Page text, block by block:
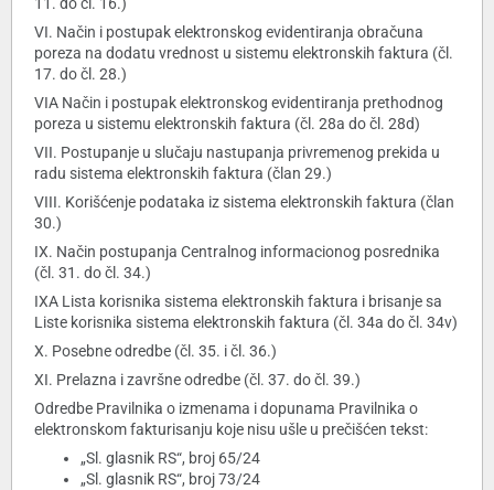
VI. Način i postupak elektronskog evidentiranja obračuna
poreza na dodatu vrednost u sistemu elektronskih faktura (čl.
17. do čl. 28.)
VIA Način i postupak elektronskog evidentiranja prethodnog
poreza u sistemu elektronskih faktura (čl. 28a do čl. 28d)
VII. Postupanje u slučaju nastupanja privremenog prekida u
radu sistema elektronskih faktura (član 29.)
VIII. Korišćenje podataka iz sistema elektronskih faktura (član
30.)
IX. Način postupanja Centralnog informacionog posrednika
(čl. 31. do čl. 34.)
IXA Lista korisnika sistema elektronskih faktura i brisanje sa
Liste korisnika sistema elektronskih faktura (čl. 34a do čl. 34v)
X. Posebne odredbe (čl. 35. i čl. 36.)
XI. Prelazna i završne odredbe (čl. 37. do čl. 39.)
Odredbe Pravilnika o izmenama i dopunama Pravilnika o
elektronskom fakturisanju koje nisu ušle u prečišćen tekst:
„Sl. glasnik RS“, broj 65/24
„Sl. glasnik RS“, broj 73/24